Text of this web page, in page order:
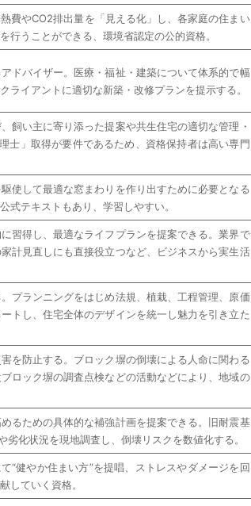
費やCO2排出量を「見える化」し、各家庭の住まい
うことができる、環境省認定の公的資格。
ドバイザー。医療・福祉・建築について体系的で幅
イアントに適切な新築・改修プランを提示する。
飼い主に寄り添った提案や共生住宅の適切な管理・
士」取得が要件であるため、資格保持者は高い専門
使して最適な窓まわりを作り出すために必要となる
式テキストもあり、学習しやすい。
習得し、最適なライフプランを提案できる。業界で
計見直しにも直接役立つなど、ビジネスから実生活
プランニングをはじめ法規、植栽、工程管理、原価
トし、住宅全体のデザインを統一し魅力を引き立た
を防止する。ブロック塀の倒壊による人命に関わる
ロック塀の調査点検などの活動などにより、地域の
るための具体的な補強計画を提案できる。旧耐震基
化状況を現地調査し、倒壊リスクを数値化する。
“健やか住まい方”を提唱、ストレスやダメージを回
していく資格。